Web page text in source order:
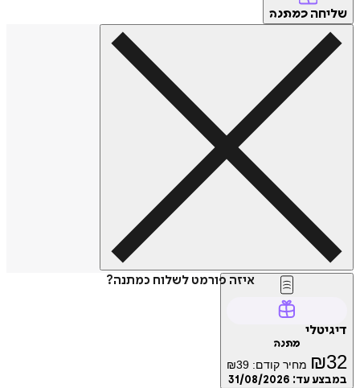
שליחה כמתנה
איזה פורמט לשלוח כמתנה?
דיגיטלי
מתנה
₪32 מחיר קודם: ₪39
במבצע עד: 31/08/2026